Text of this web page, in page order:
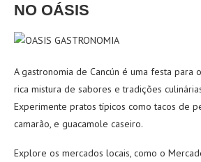
NO OÁSIS
A gastronomia de Cancún é uma festa para
rica mistura de sabores e tradições
Experimente pratos típicos como tacos de
camarão, e guacamole caseiro.
Explore os mercados locais, como o